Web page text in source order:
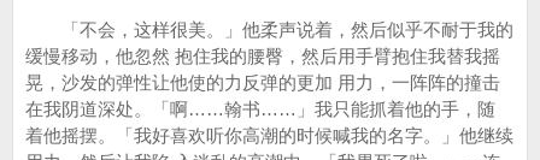
「不会，这样很美。」他柔声说着，然后似乎不耐于我的
缓慢移动，他忽然 抱住我的腰臀，然后用手臂抱住我替我摇
晃，沙发的弹性让他使的力反弹的更加 用力，一阵阵的撞击
在我阴道深处。「啊……翰书……」我只能抓着他的手，随
着他摇摆。「我好喜欢听你高潮的时候喊我的名字。」他继续